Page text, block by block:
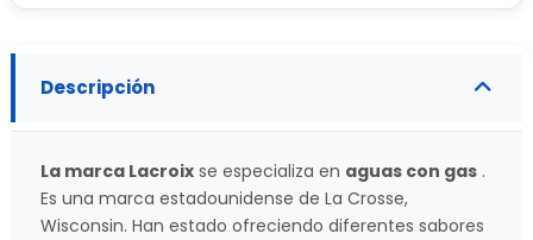
Descripción
La marca Lacroix se especializa en aguas con gas .
Es una marca estadounidense de La Crosse,
Wisconsin. Han estado ofreciendo diferentes sabores